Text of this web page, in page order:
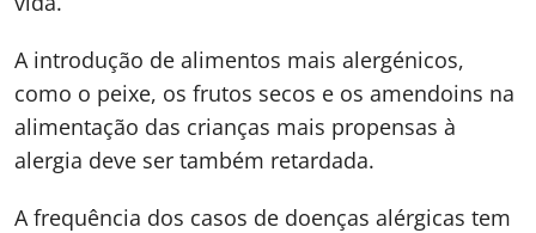
A introdução de alimentos mais alergénicos,
como o peixe, os frutos secos e os amendoins na
alimentação das crianças mais propensas à
alergia deve ser também retardada.
A frequência dos casos de doenças alérgicas tem